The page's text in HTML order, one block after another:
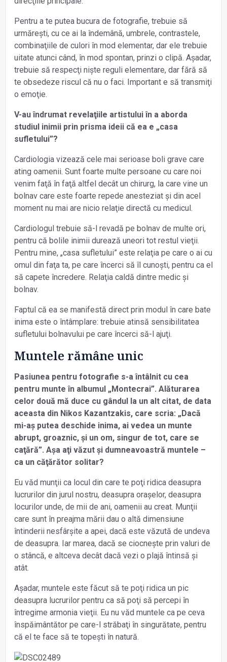
Pentru a te putea bucura de fotografie, trebuie să
urmărești, cu ce ai la îndemână, umbrele, contrastele,
combinaţiile de culori în mod elementar, dar ele trebuie
uitate atunci când, în mod spontan, prinzi o clipă. Așadar,
trebuie să respecţi niște reguli elementare, dar fără să
te obsedeze riscul că nu o faci. Important e să transmiţi
o emoţie.
V-au îndrumat revelaţiile artistului în a aborda
studiul inimii prin prisma ideii că ea e „casa
sufletului”?
Cardiologia vizează cele mai serioase boli grave care
ating oamenii. Sunt foarte multe persoane cu care noi
venim faţă în faţă altfel decât un chirurg, la care vine un
bolnav care este foarte repede anes­teziat și din acel
moment nu mai are nicio relaţie directă cu medicul.
Cardiologul trebuie să-l revadă pe bolnav de multe ori,
pentru că bolile inimii durează uneori tot restul vieţii.
Pentru mine, „casa sufletului” este relaţia pe care o ai cu
omul din faţa ta, pe care încerci să îl cunoști, pentru ca el
să capete încredere. Relaţia caldă dintre medic și
bolnav.
Faptul că ea se manifestă direct prin modul în care bate
inima este o întâmplare: trebuie atinsă sensibilitatea
sufletului bolnavului pe care încerci să-l ajuţi.
Muntele rămâne unic
Pasiunea pentru fotografie s-a întâlnit cu cea
pentru munte în albumul „Montecrai”. Alăturarea
celor două mă duce cu gândul la un alt citat, de data
aceasta din Nikos Kazantzakis, care scria: „Dacă
mi-aș putea deschide inima, ai vedea un munte
abrupt, groaznic, și un om, singur de tot, care se
caţără”. Așa aţi văzut și dumneavoastră muntele –
ca un căţărător solitar?
Eu văd munţii ca locul din care te poţi ridica deasupra
lucrurilor din jurul nostru, deasupra orașelor, deasupra
locurilor unde, de mii de ani, oamenii au creat. Munţii
care sunt în preajma mării dau o altă dimensiune
întinderii nesfârșite a apei, dacă este văzută de undeva
de deasupra. Iar marea, dacă se ciocnește prin valuri de
o stâncă, e altceva decât dacă vezi o plajă întinsă și
atât.
Așadar, muntele este făcut să te poţi ridica un pic
deasupra lucrurilor pentru ca să poţi să percepi în
întregime armonia vieţii. Eu nu văd muntele ca pe ceva
înspăimântător pe care-l străbaţi în singurătate, pentru
că el te face să te topești în natură.